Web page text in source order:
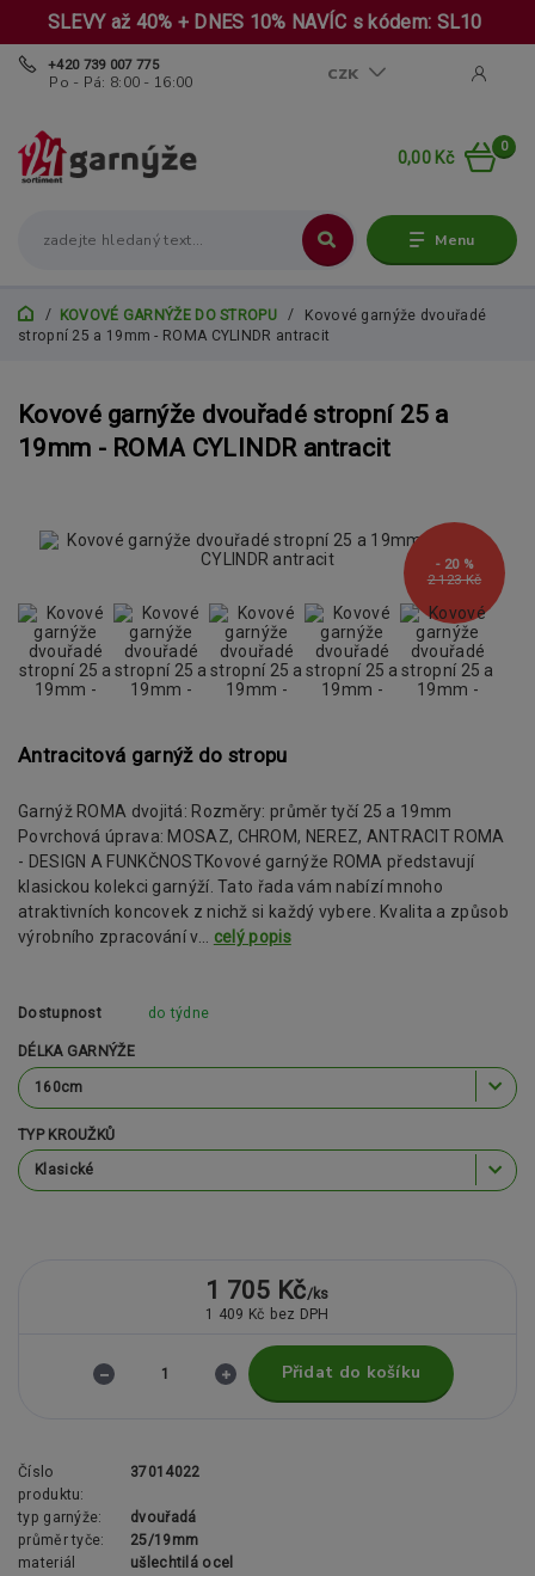
SLEVY až 40% + DNES 10% NAVÍC s kódem: SL10
Menu
CZK
+420 739 007 775
Po - Pá: 8:00 - 16:00
0
0,00 Kč
KOVOVÉ GARNÝŽE DO STROPU
Kovové garnýže dvouřadé
stropní 25 a 19mm - ROMA CYLINDR antracit
Kovové garnýže dvouřadé stropní 25 a
19mm - ROMA CYLINDR antracit
2 123 Kč
- 20 %
Antracitová garnýž do stropu
Garnýž ROMA dvojitá: Rozměry: průměr tyčí 25 a 19mm
Povrchová úprava: MOSAZ, CHROM, NEREZ, ANTRACIT ROMA
- DESIGN A FUNKČNOSTKovové garnýže ROMA představují
klasickou kolekci garnýží. Tato řada vám nabízí mnoho
atraktivních koncovek z nichž si každý vybere. Kvalita a způsob
výrobního zpracování v... celý popis
Dostupnost do týdne
DÉLKA GARNÝŽE
TYP KROUŽKŮ
1 705 Kč/ks
1 409 Kč bez DPH
Přidat do košíku
Číslo
produktu:
37014022
typ garnýže:
dvouřadá
průměr tyče:
25/19mm
materiál
ušlechtilá ocel